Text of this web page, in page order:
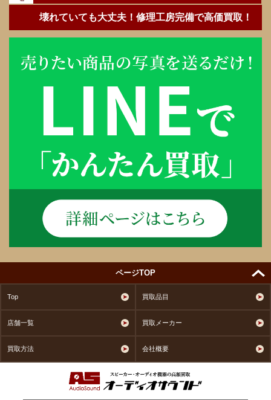
壊れていても大丈夫！修理工房完備で高価買取！
ページTOP
Top 買取品目
店舗一覧 買取メーカー
買取方法 会社概要